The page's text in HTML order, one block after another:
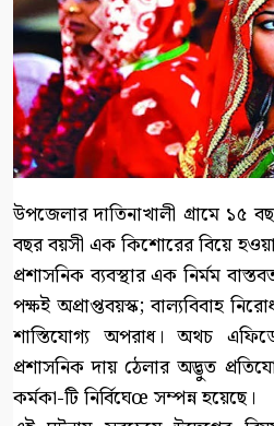
উপজেলার দাতিনাখালী গ্রামে
বছর বয়সী এক কিশোরের বিয়ে
প্রশাসনিক ব্যবস্থার এক নির্মম
পক্ষই অপ্রাপ্তবয়স্ক; বাল্যবিবাহ
শাস্তিযোগ্য অপরাধ। অথচ
প্রশাসনিক দায় ঠেলার অদ্ভুত
কর্মকা-টি নির্বিঘেœ সম্পন্ন হয়েছে।